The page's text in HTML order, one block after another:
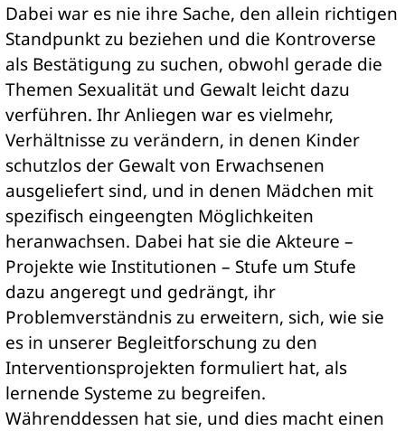
Dabei war es nie ihre Sache, den allein richtigen
Standpunkt zu beziehen und die Kontroverse
als Bestätigung zu suchen, obwohl gerade die
Themen Sexualität und Gewalt leicht dazu
verführen. Ihr Anliegen war es vielmehr,
Verhältnisse zu verändern, in denen Kinder
schutzlos der Gewalt von Erwachsenen
ausgeliefert sind, und in denen Mädchen mit
spezifisch eingeengten Möglichkeiten
heranwachsen. Dabei hat sie die Akteure –
Projekte wie Institutionen – Stufe um Stufe
dazu angeregt und gedrängt, ihr
Problemverständnis zu erweitern, sich, wie sie
es in unserer Begleitforschung zu den
Interventionsprojekten formuliert hat, als
lernende Systeme zu begreifen.
Währenddessen hat sie, und dies macht einen